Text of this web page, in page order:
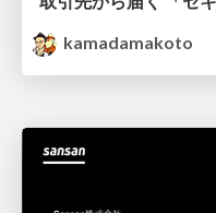
kamadamakoto